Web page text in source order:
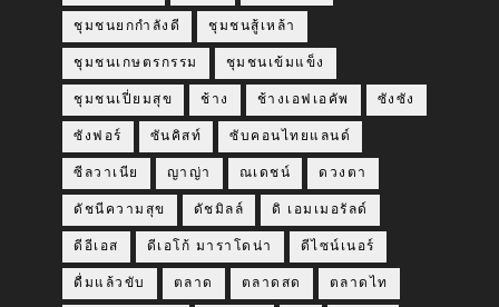
ชุมชนยกกำลังดี ชุมชนสู้เหล้า
ชุมชนเกษตรกรรม ชุมชนเข้มแข็ง
ชุมชนเปี่ยมสุข ช้าง ช้างเอฟเอคัพ ซังซัง
ซังฟอร์ ซันคิสท์ ซับคอนไทยแลนด์
ซีลวาเนีย ญาญ่า ณเดชน์ ดวงตา
ดัชนีความสุข ดัชมิลล์ ดิ เอมเมอรัลด์
ดีอีเอส ดีเอโก้ มาราโดน่า ดีไซน์เนอร์
ดื่มแล้วขับ ตลาด ตลาดสด ตลาดไท